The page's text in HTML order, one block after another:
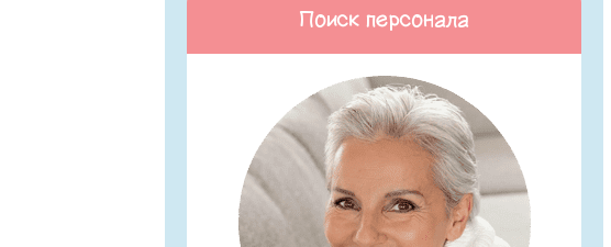
Поиск персонала